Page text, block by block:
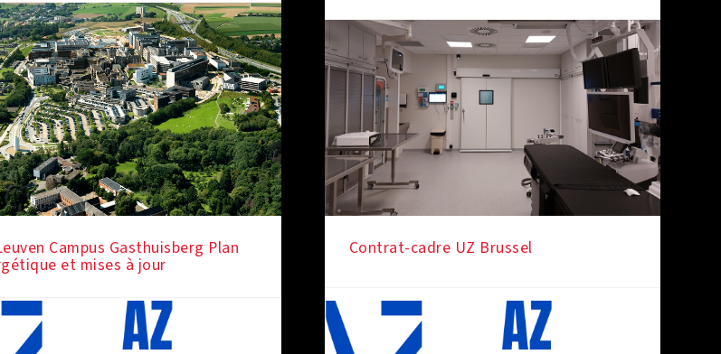
Campus Gasthuisberg Plan
et mises à jour
Contrat-cadre UZ Brussel